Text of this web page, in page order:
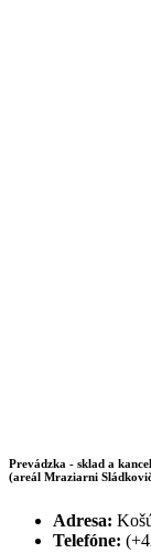
Prevádzka - sklad a
(areál Mraziarni
Adresa:
Telefóne: